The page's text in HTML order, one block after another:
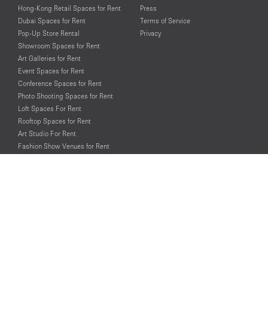
Hong-Kong Retail Spaces for Rent
Dubai Spaces for Rent
Pop-Up Store Rental
Showroom Spaces for Rent
Art Galleries for Rent
Event Spaces for Rent
Conference Spaces for Rent
Photo Shooting Spaces for Rent
Loft Spaces For Rent
Rooftop Spaces for Rent
Art Studio For Rent
Fashion Show Venues for Rent
Press
Terms of Service
Privacy